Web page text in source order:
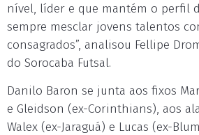
nível, líder e que mantém o perfil
sempre mesclar jovens talentos
consagrados”, analisou Fellipe
do Sorocaba Futsal.
Danilo Baron se junta aos fixos
e Gleidson (ex-Corinthians), aos
Walex (ex-Jaraguá) e Lucas (ex-